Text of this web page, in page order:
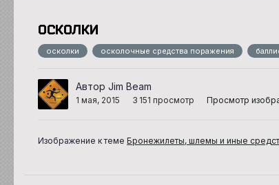
осколки
осколки осколочные средства поражения
Автор Jim Beam
1 мая, 2015 3 151 просмотр Просмотр
Изображение к темеБронежилеты, шлемы и иные